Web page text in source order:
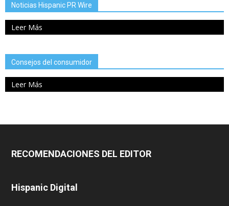
Noticias Hispanic PR Wire
Leer Más
Consejos del consumidor
Leer Más
RECOMENDACIONES DEL EDITOR
Hispanic Digital